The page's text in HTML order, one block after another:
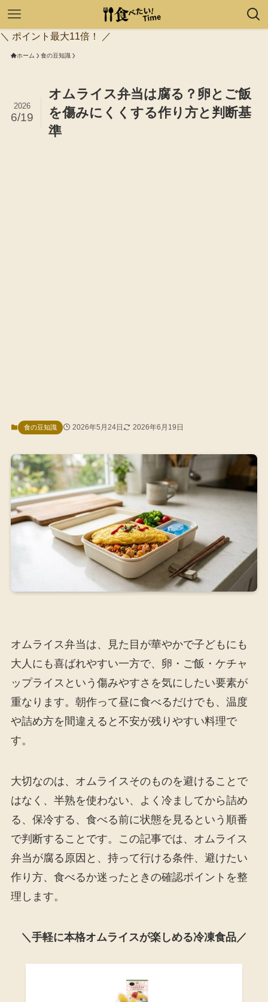
＼ ポイント最大11倍！ ／
ホーム 食の豆知識
オムライス弁当は腐る？卵とご飯
を傷みにくくする作り方と判断基
準
2026
6/19
食の豆知識 2026年5月24日 2026年6月19日
オムライス弁当は、見た目が華やかで子どもにも
大人にも喜ばれやすい一方で、卵・ご飯・ケチャ
ップライスという傷みやすさを気にしたい要素が
重なります。朝作って昼に食べるだけでも、温度
や詰め方を間違えると不安が残りやすい料理で
す。
大切なのは、オムライスそのものを避けることで
はなく、半熟を使わない、よく冷ましてから詰め
る、保冷する、食べる前に状態を見るという順番
で判断することです。この記事では、オムライス
弁当が腐る原因と、持って行ける条件、避けたい
作り方、食べるか迷ったときの確認ポイントを整
理します。
＼手軽に本格オムライスが楽しめる冷凍食品／